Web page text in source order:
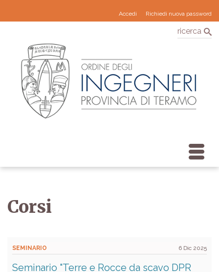
Accedi Richiedi nuova password
ricerca
Corsi
SEMINARIO 6 Dic 2025
Seminario "Terre e Rocce da scavo DPR